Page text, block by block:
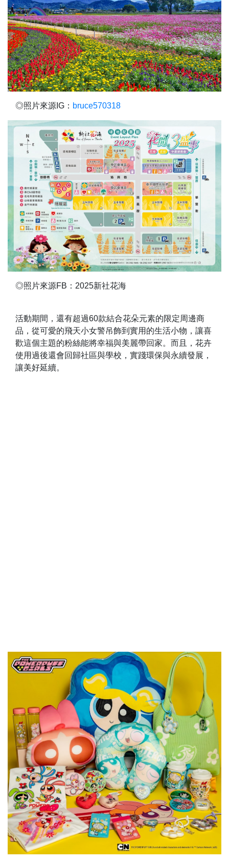
◎照片來源IG： bruce570318
◎照片來源FB：2025新社花海
活動期間，還有超過60款結合花朵元素的限定周邊商
品，從可愛的飛天小女警吊飾到實用的生活小物，讓喜
歡這個主題的粉絲能將幸福與美麗帶回家。而且，花卉
使用過後還會回歸社區與學校，實踐環保與永續發展，
讓美好延續。